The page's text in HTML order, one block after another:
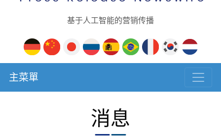
基于人工智能的营销传播
主菜單
消息